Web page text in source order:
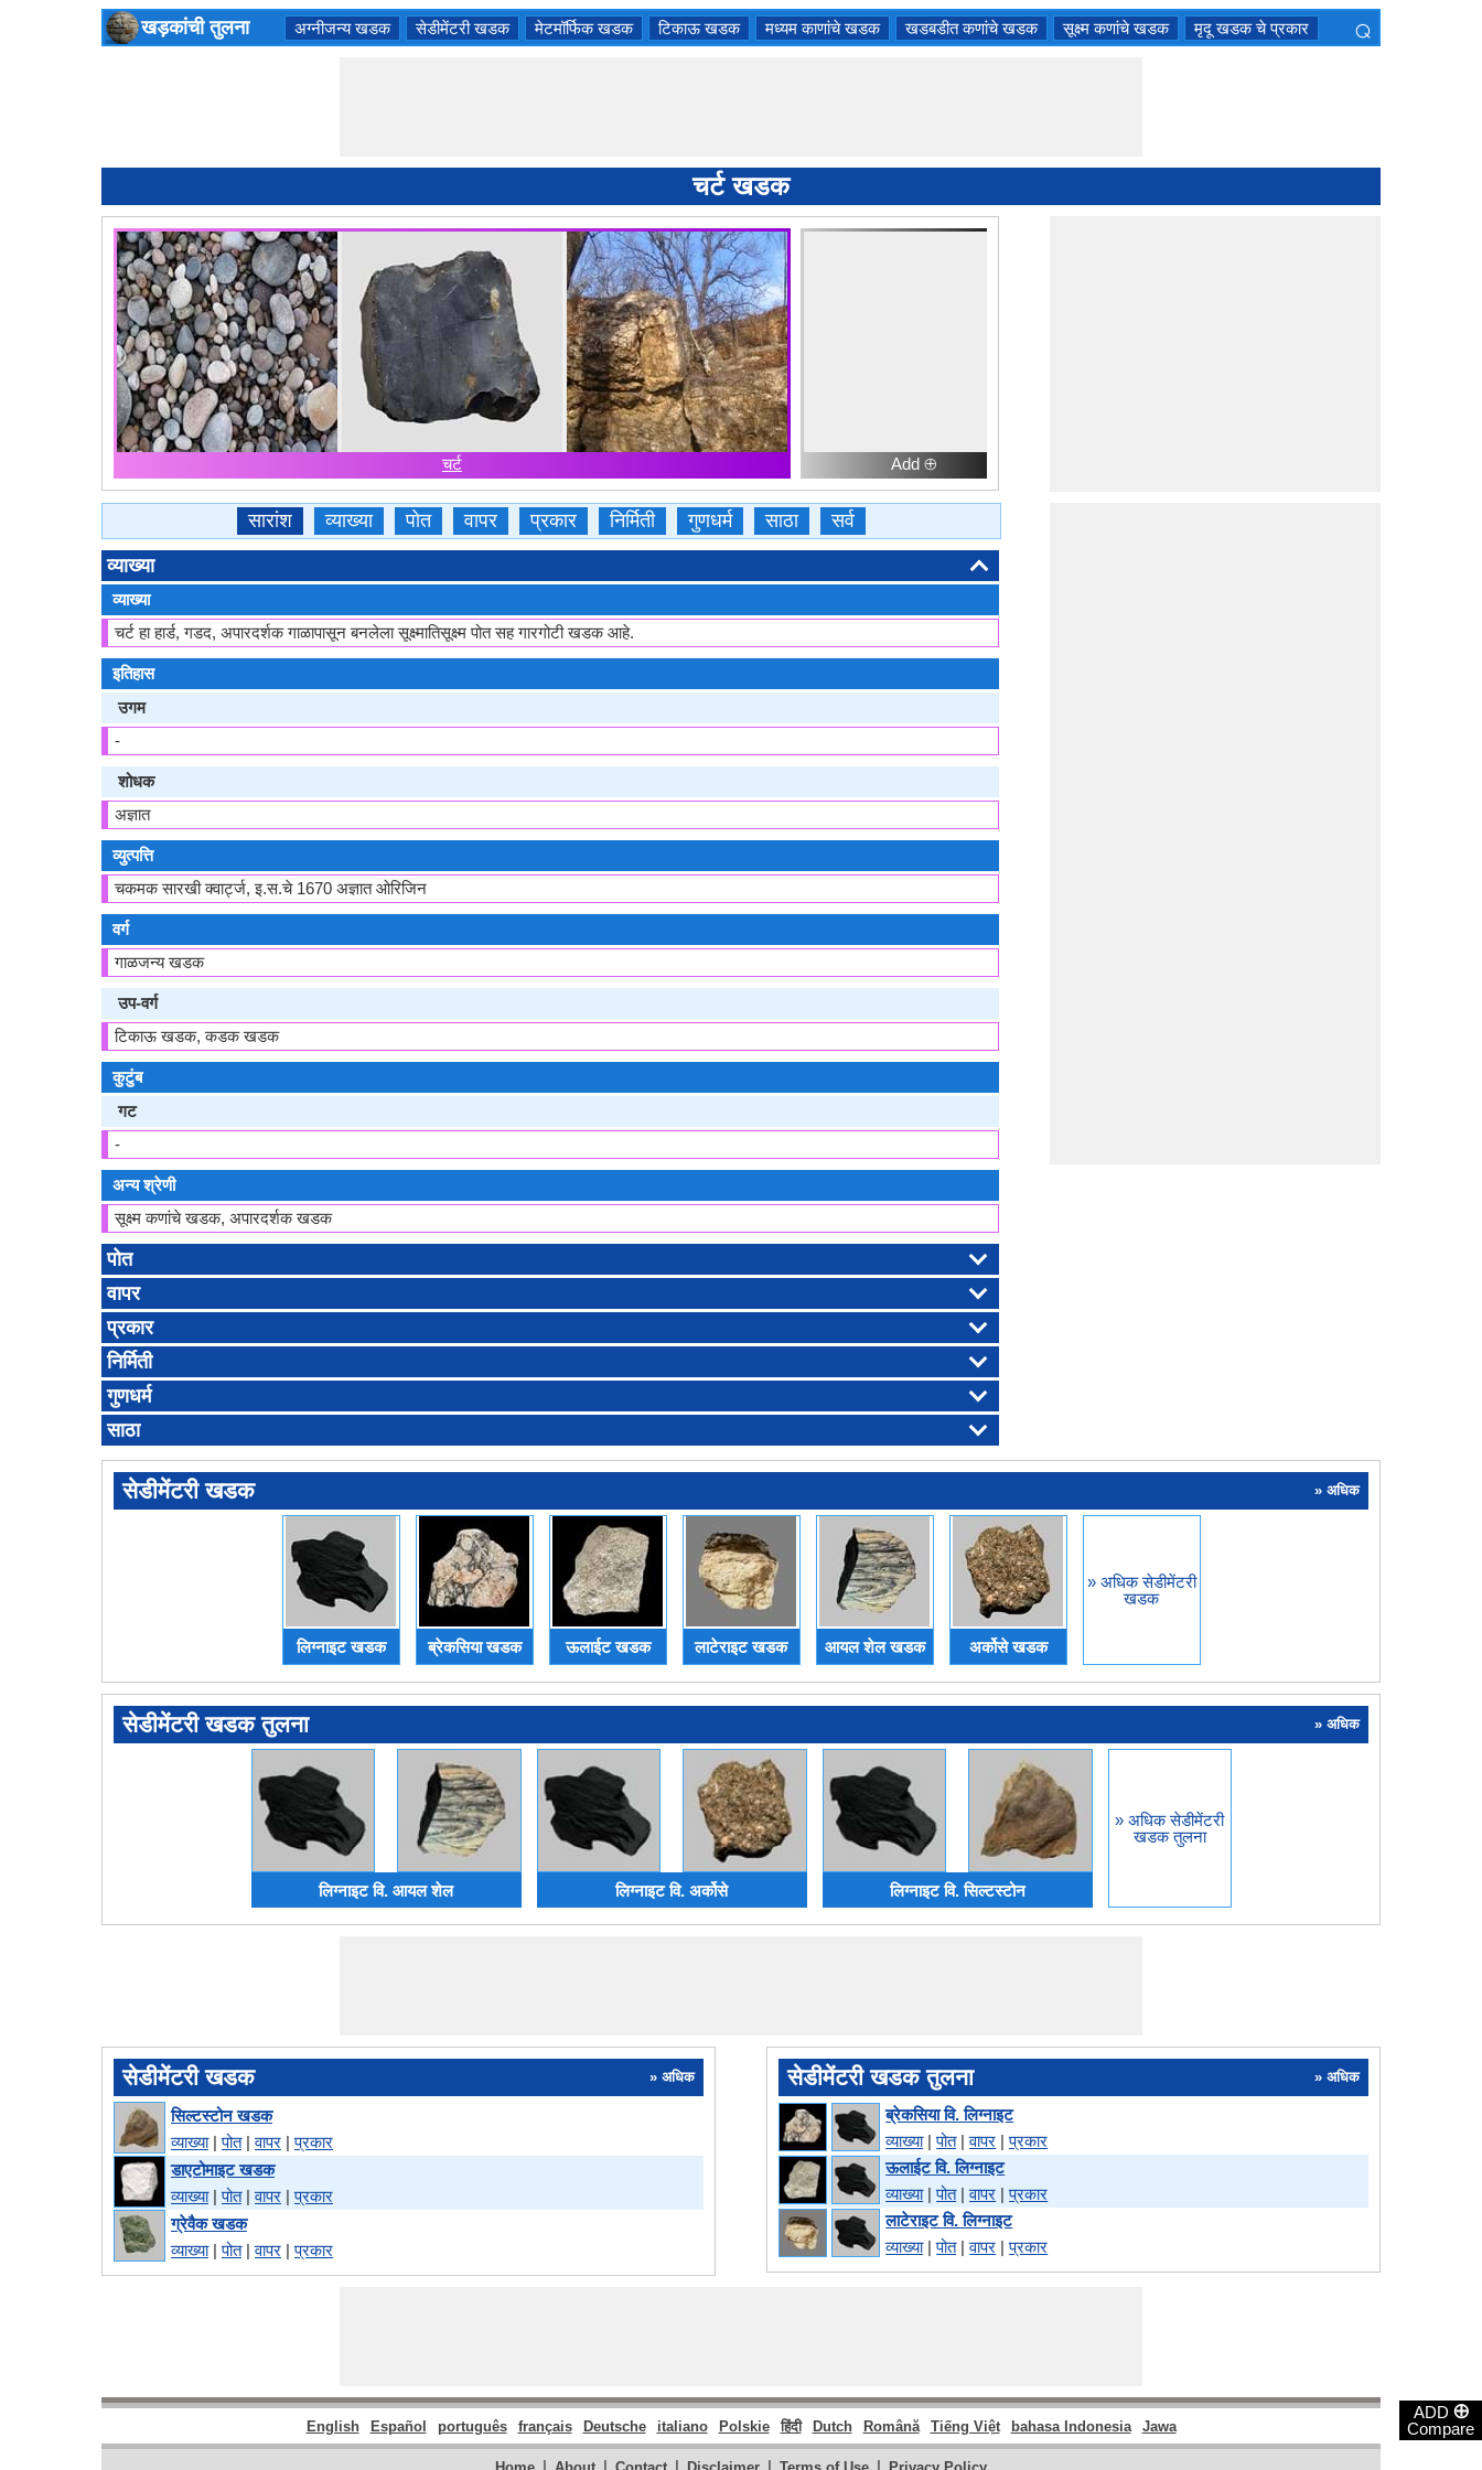
ADD ⊕
Compare
खड़कांची तुलना अग्नीजन्य खडक सेडीमेंटरी खडक मेटमॉर्फिक खडक टिकाऊ खडक मध्यम काणांचे खडक खडबडीत कणांचे खडक सूक्ष्म कणांचे खडक मृदू खडक चे प्रकार ⌕
चर्ट खडक
चर्ट Add ⊕
सारांश व्याख्या पोत वापर प्रकार निर्मिती गुणधर्म साठा सर्व
व्याख्या
व्याख्या
चर्ट हा हार्ड, गडद, ​​अपारदर्शक गाळापासून बनलेला सूक्ष्मातिसूक्ष्म पोत सह गारगोटी खडक आहे.
इतिहास
उगम
-
शोधक
अज्ञात
व्युत्पत्ति
चकमक सारखी क्वार्ट्ज, इ.स.चे 1670 अज्ञात ओरिजिन
वर्ग
गाळजन्य खडक
उप-वर्ग
टिकाऊ खडक, कडक खडक
कुटुंब
गट
-
अन्य श्रेणी
सूक्ष्म कणांचे खडक, अपारदर्शक खडक
पोत
वापर
प्रकार
निर्मिती
गुणधर्म
साठा
सेडीमेंटरी खडक » अधिक
लिग्नाइट खडक ब्रेकसिया खडक ऊलाईट खडक लाटेराइट खडक आयल शेल खडक अर्कोसे खडक
» अधिक सेडीमेंटरी
खडक
सेडीमेंटरी खडक तुलना » अधिक
लिग्नाइट वि. आयल शेल लिग्नाइट वि. अर्कोसे लिग्नाइट वि. सिल्टस्टोन
» अधिक सेडीमेंटरी
खडक तुलना
सेडीमेंटरी खडक » अधिक
सिल्टस्टोन खडक
व्याख्या|पोत|वापर |प्रकार
डाएटोमाइट खडक
व्याख्या|पोत|वापर |प्रकार
ग्रेवैक खडक
व्याख्या|पोत|वापर |प्रकार
सेडीमेंटरी खडक तुलना » अधिक
ब्रेकसिया वि. लिग्नाइट
व्याख्या|पोत|वापर |प्रकार
ऊलाईट वि. लिग्नाइट
व्याख्या|पोत|वापर |प्रकार
लाटेराइट वि. लिग्नाइट
व्याख्या|पोत|वापर |प्रकार
English Español português français Deutsche italiano Polskie हिंदी Dutch Română Tiếng Việt bahasa Indonesia Jawa